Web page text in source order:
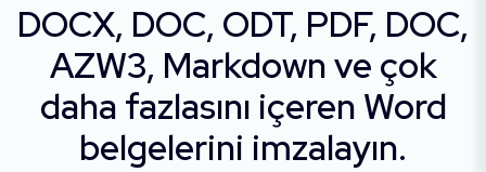
DOCX, DOC, ODT, PDF, DOC,
AZW3, Markdown ve çok
daha fazlasını içeren Word
belgelerini imzalayın.